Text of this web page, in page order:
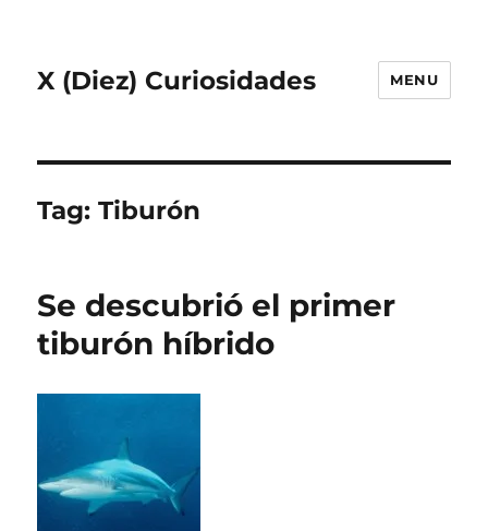
X (Diez) Curiosidades MENU
Tag:Tiburón
Se descubrió el primer
tiburón híbrido